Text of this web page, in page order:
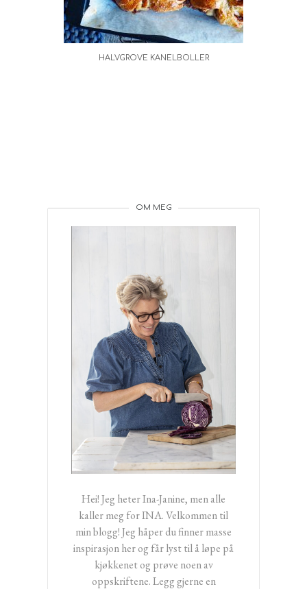
HALVGROVE KANELBOLLER
OM MEG
Hei! Jeg heter Ina-Janine, men alle
kaller meg for INA. Velkommen til
min blogg! Jeg håper du finner masse
inspirasjon her og får lyst til å løpe på
kjøkkenet og prøve noen av
oppskriftene. Legg gjerne en